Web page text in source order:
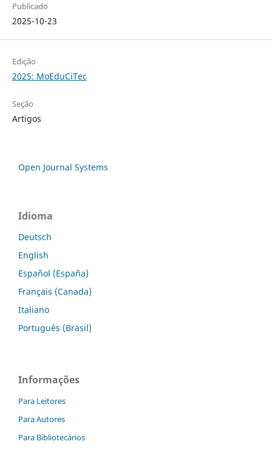
Publicado
2025-10-23
Edição
2025: MoEduCiTec
Seção
Artigos
Open Journal Systems
Idioma
Deutsch
English
Español (España)
Français (Canada)
Italiano
Português (Brasil)
Informações
Para Leitores
Para Autores
Para Bibliotecários